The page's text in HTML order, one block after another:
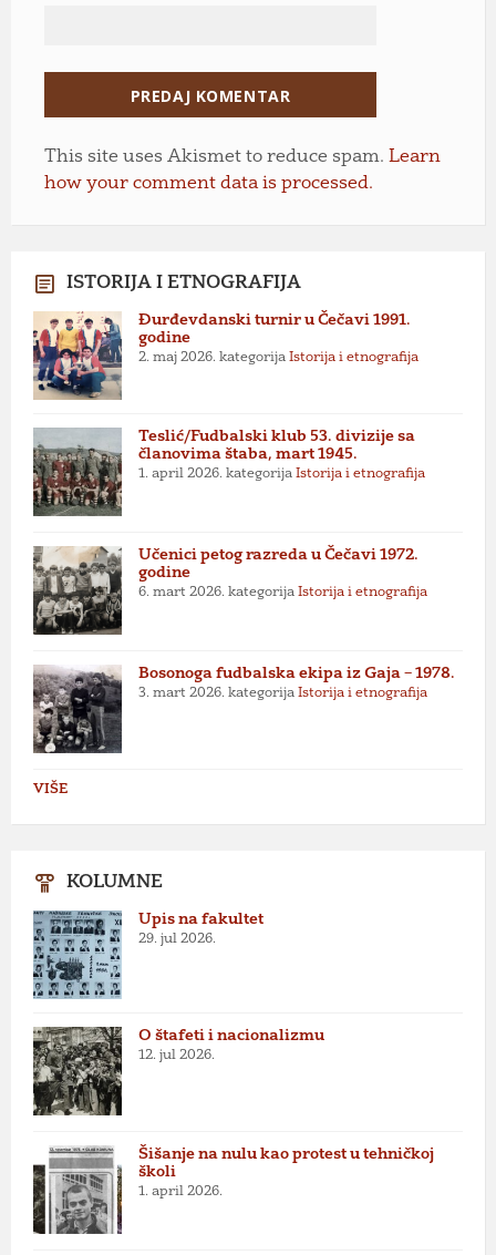
This site uses Akismet to reduce spam. Learn
how your comment data is processed.
ISTORIJA I ETNOGRAFIJA
Đurđevdanski turnir u Čečavi 1991.
godine
2. maj 2026. kategorija Istorija i etnografija
Teslić/Fudbalski klub 53. divizije sa
članovima štaba, mart 1945.
1. april 2026. kategorija Istorija i etnografija
Učenici petog razreda u Čečavi 1972.
godine
6. mart 2026. kategorija Istorija i etnografija
Bosonoga fudbalska ekipa iz Gaja – 1978.
3. mart 2026. kategorija Istorija i etnografija
VIŠE
KOLUMNE
Upis na fakultet
29. jul 2026.
O štafeti i nacionalizmu
12. jul 2026.
Šišanje na nulu kao protest u tehničkoj
školi
1. april 2026.